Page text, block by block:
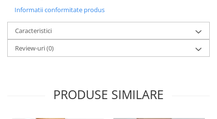
Informatii conformitate produs
Caracteristici
Review-uri(0)
PRODUSE SIMILARE